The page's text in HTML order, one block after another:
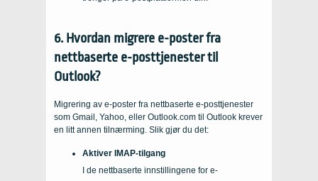
6. Hvordan migrere e-poster fra
nettbaserte e-posttjenester til
Outlook?
Migrering av e-poster fra nettbaserte e-posttjenester
som Gmail, Yahoo, eller Outlook.com til Outlook krever
en litt annen tilnærming. Slik gjør du det:
Aktiver IMAP-tilgang
I de nettbaserte innstillingene for e-